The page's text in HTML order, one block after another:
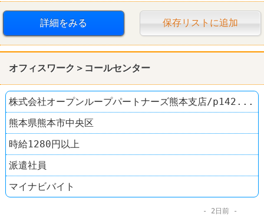
詳細をみる 保存リストに追加
オフィスワーク＞コールセンター
株式会社オープンループパートナーズ熊本支店/p142...
熊本県熊本市中央区
時給1280円以上
派遣社員
マイナビバイト
2日前